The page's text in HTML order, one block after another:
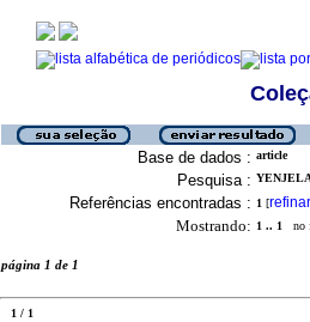
Base de dados : article
Pesquisa :
Referências encontradas : 1 [refinar
Mostrando: 1 .. 1 no
página 1 de 1
1 / 1